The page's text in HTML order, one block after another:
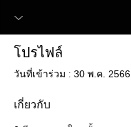
โปรไฟล์
วันที่เข้าร่วม : 30 พ.ค. 2566
เกี่ยวกับ